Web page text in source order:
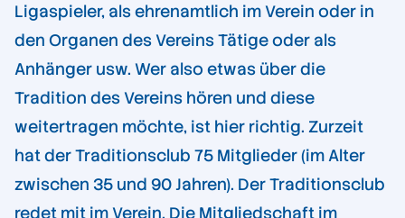
Ligaspieler, als ehrenamtlich im Verein oder in
den Organen des Vereins Tätige oder als
Anhänger usw. Wer also etwas über die
Tradition des Vereins hören und diese
weitertragen möchte, ist hier richtig. Zurzeit
hat der Traditionsclub 75 Mitglieder (im Alter
zwischen 35 und 90 Jahren). Der Traditionsclub
redet mit im Verein. Die Mitgliedschaft im